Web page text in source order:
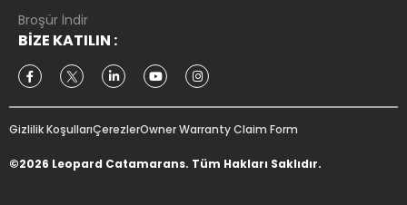
Broşür İndir
BIZE KATILIN :
Gizlilik KoşullarıÇerezlerOwner Warranty Claim Form
©2026 Leopard Catamarans. Tüm Hakları Saklıdır.